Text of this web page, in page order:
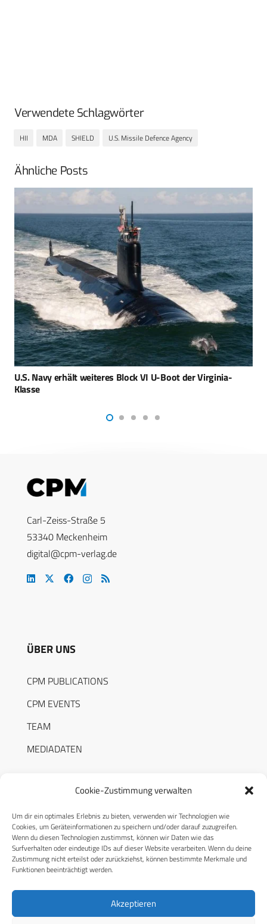
Cookie-Zustimmung verwalten
Um dir ein optimales Erlebnis zu bieten, verwenden wir Technologien wie
Cookies, um Geräteinformationen zu speichern und/oder darauf zuzugreifen.
Wenn du diesen Technologien zustimmst, können wir Daten wie das
Surfverhalten oder eindeutige IDs auf dieser Website verarbeiten. Wenn du deine
Zustimmung nicht erteilst oder zurückziehst, können bestimmte Merkmale und
Funktionen beeinträchtigt werden.
Akzeptieren
Verwendete Schlagwörter
HII MDA SHIELD U.S. Missile Defence Agency
Ähnliche Posts
USMC und Schiffbauindustrie kooperieren bei der
Personalgewinnung
Carl-Zeiss-Straße 5
53340 Meckenheim
digital@cpm-verlag.de
ÜBER UNS
CPM PUBLICATIONS
CPM EVENTS
TEAM
MEDIADATEN
RECHTLICHES
Datenschutzerklärung
Cookie-Richtlinie (EU)